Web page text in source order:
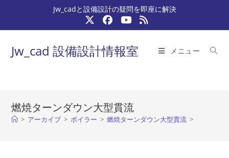
テ
Jw_cadと設備設計の疑問を即座に解決
Jw_cad 設備設計情報室 メニュー
燃焼ターンダウン大型貫流
> アーカイブ > ボイラー > 燃焼ターンダウン大型貫流 >